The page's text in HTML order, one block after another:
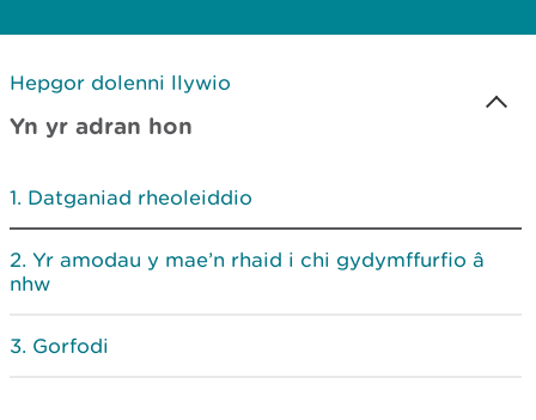
Hepgor dolenni llywio
Yn yr adran hon
Datganiad rheoleiddio
Yr amodau y mae’n rhaid i chi gydymffurfio â
nhw
Gorfodi